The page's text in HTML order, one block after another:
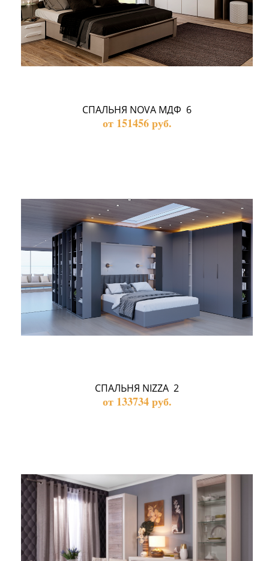
СПАЛЬНЯ NOVA МДФ  6
от 151456 руб.
СПАЛЬНЯ NIZZA  2
от 133734 руб.